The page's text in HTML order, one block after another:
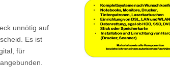
unnötig auf
Es ist
für